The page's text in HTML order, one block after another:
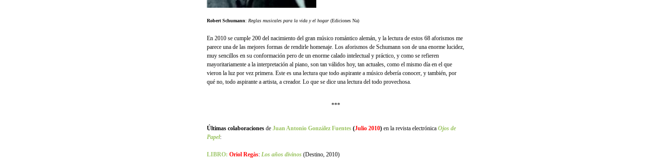
Robert Schumann: Reglas musicales para la vida y el hogar (Ediciones Na)
En 2010 se cumple 200 del nacimiento del gran músico romántico alemán, y la lectura de estos 68 aforismos me
parece una de las mejores formas de rendirle homenaje. Los aforismos de Schumann son de una enorme lucidez,
muy sencillos en su conformación pero de un enorme calado intelectual y práctico, y como se refieren
mayoritariamente a la interpretación al piano, son tan válidos hoy, tan actuales, como el mismo día en el que
vieron la luz por vez primera. Este es una lectura que todo aspirante a músico debería conocer, y también, por
qué no, todo aspirante a artista, a creador. Lo que se dice una lectura del todo provechosa.
***
Últimas colaboraciones de Juan Antonio González Fuentes (Julio 2010) en la revista electrónica Ojos de
Papel:
LIBRO: Oriol Regàs: Los años divinos (Destino, 2010)